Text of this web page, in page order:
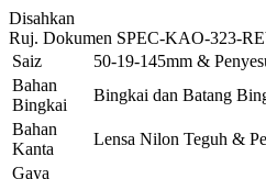
Disahkan
Ruj. Dokumen SPEC-KAO-323-
Saiz
50-19-145mm &
Bahan
Bingkai
Bingkai dan Batang
Bahan
Kanta
Lensa Nilon Teguh &
Gaya